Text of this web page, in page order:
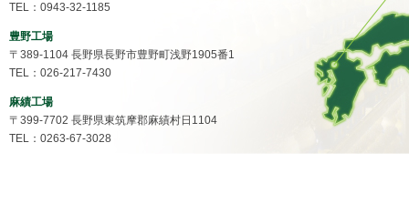
TEL：0943-32-1185
豊野工場
〒389-1104 長野県長野市豊野町浅野1905番1
TEL：026-217-7430
麻績工場
〒399-7702 長野県東筑摩郡麻績村日1104
TEL：0263-67-3028